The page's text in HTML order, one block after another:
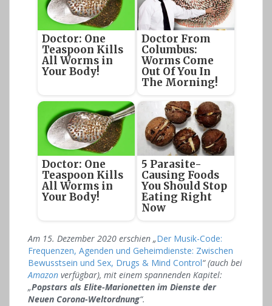
Doctor: One
Teaspoon Kills
All Worms in
Your Body!
Doctor From
Columbus:
Worms Come
Out Of You In
The Morning!
Doctor: One
Teaspoon Kills
All Worms in
Your Body!
5 Parasite-
Causing Foods
You Should Stop
Eating Right
Now
Am 15. Dezember 2020 erschien „Der Musik-Code:
Frequenzen, Agenden und Geheimdienste: Zwischen
Bewusstsein und Sex, Drugs & Mind Control“ (auch bei
Amazon verfügbar), mit einem spannenden Kapitel:
„Popstars als Elite-Marionetten im Dienste der
Neuen Corona-Weltordnung“.